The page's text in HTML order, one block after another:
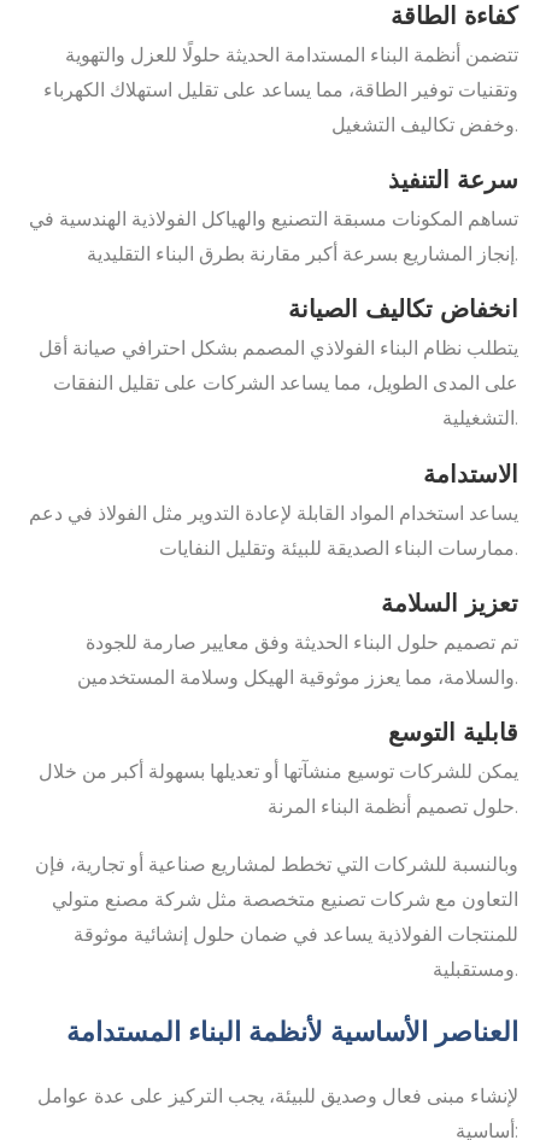
كفاءة الطاقة
تتضمن أنظمة البناء المستدامة الحديثة حلولًا للعزل والتهوية
وتقنيات توفير الطاقة، مما يساعد على تقليل استهلاك الكهرباء
وخفض تكاليف التشغيل.
سرعة التنفيذ
تساهم المكونات مسبقة التصنيع والهياكل الفولاذية الهندسية في
إنجاز المشاريع بسرعة أكبر مقارنة بطرق البناء التقليدية.
انخفاض تكاليف الصيانة
يتطلب نظام البناء الفولاذي المصمم بشكل احترافي صيانة أقل
على المدى الطويل، مما يساعد الشركات على تقليل النفقات
التشغيلية.
الاستدامة
يساعد استخدام المواد القابلة لإعادة التدوير مثل الفولاذ في دعم
ممارسات البناء الصديقة للبيئة وتقليل النفايات.
تعزيز السلامة
تم تصميم حلول البناء الحديثة وفق معايير صارمة للجودة
والسلامة، مما يعزز موثوقية الهيكل وسلامة المستخدمين.
قابلية التوسع
يمكن للشركات توسيع منشآتها أو تعديلها بسهولة أكبر من خلال
حلول تصميم أنظمة البناء المرنة.
وبالنسبة للشركات التي تخطط لمشاريع صناعية أو تجارية، فإن
التعاون مع شركات تصنيع متخصصة مثل شركة مصنع متولي
للمنتجات الفولاذية يساعد في ضمان حلول إنشائية موثوقة
ومستقبلية.
العناصر الأساسية لأنظمة البناء المستدامة
لإنشاء مبنى فعال وصديق للبيئة، يجب التركيز على عدة عوامل
أساسية: